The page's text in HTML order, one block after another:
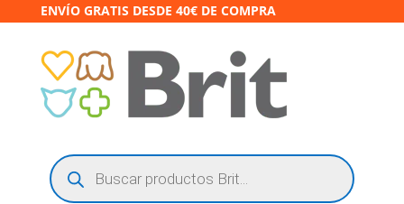
ENVÍO GRATIS DESDE 40€ DE COMPRA
Búsqueda
de
productos